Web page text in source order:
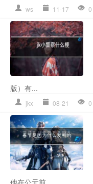
ws 11-17 0
版）有...
jkx 08-21 0